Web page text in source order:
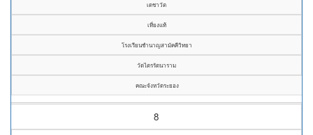
เดชาวัต
เที่ยงแท้
โรงเรียนชำนาญสามัคคีวิทยา
วัดไตรรัตนาราม
คณะจังหวัดระยอง
8